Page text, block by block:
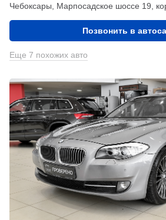
Чебоксары, Марпосадское шоссе 19,
Позвонить в
Еще 7 похожих авто